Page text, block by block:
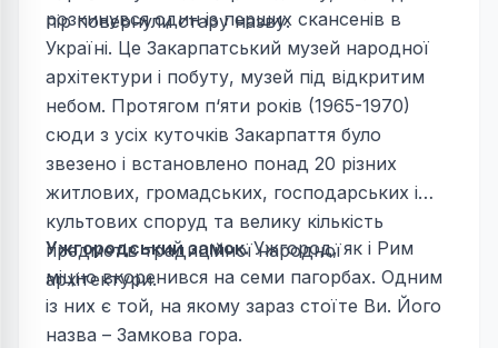
пір повернули стару назву.
розкинувся один із перших скансенів в
Україні. Це Закарпатський музей народної
архітектури і побуту, музей під відкритим
небом. Протягом п‘яти років (1965-1970)
сюди з усіх куточків Закарпаття було
звезено і встановлено понад 20 різних
житлових, громадських, господарських і
культових споруд та велику кількість
предметів традиційної народної
архітектури.
Ужгородський замок.Ужгород, як і Рим
міцно вкоренився на семи пагорбах. Одним
із них є той, на якому зараз стоїте Ви. Його
назва – Замкова гора.